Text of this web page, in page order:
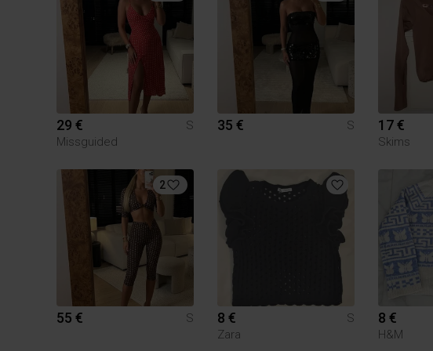
29 €
S
Missguided
35 € S 17 €
Skims
2
55 € S 8 €
S
Zara
8 €
H&M